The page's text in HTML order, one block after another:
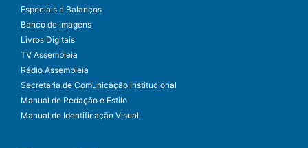
Especiais e Balanços
Banco de Imagens
Livros Digitais
TV Assembleia
Rádio Assembleia
Secretaria de Comunicação Institucional
Manual de Redação e Estilo
Manual de Identificação Visual